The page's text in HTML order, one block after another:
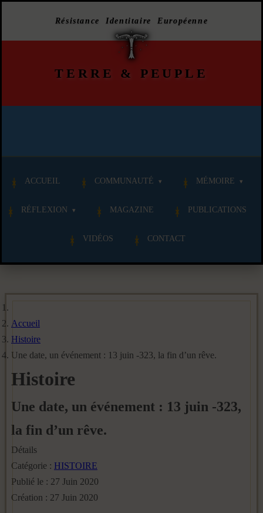
Résistance Identitaire Européenne
TERRE & PEUPLE
ACCUEIL COMMUNAUTÉ MÉMOIRE
RÉFLEXION MAGAZINE PUBLICATIONS
VIDÉOS CONTACT
Accueil
Histoire
Une date, un événement : 13 juin -323, la fin d’un rêve.
Histoire
Une date, un événement : 13 juin -323,
la fin d’un rêve.
Détails
Catégorie : HISTOIRE
Publié le : 27 Juin 2020
Création : 27 Juin 2020